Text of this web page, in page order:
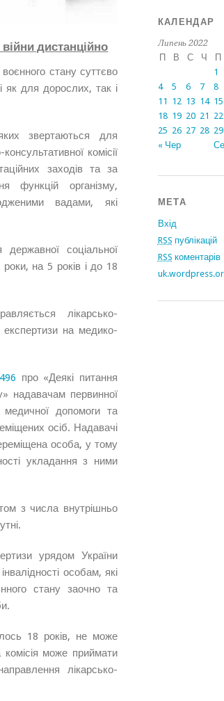
дистанційно
стану суттєво
як для дорослих, так і
звертаються для
комісії
заходів та за
функцій організму,
вадами, які
соціальної
на 5 років і до 18
лікарсько-
експертизи на медико-
про «Деякі питання
надавачам первинної
медичної допомоги та
осіб. Надавачі
особа, у тому
укладання з ними
з числа внутрішньо
урядом України
особам, які
стану заочно та
18 років, не може
комісія може приймати
лікарсько-
КАЛЕНДАР
Липень 2022
П
В С Ч П
« Чер
1
4
5 6 7 8
11 12 13 14 15
18 19 20 21 22
25 26 27 28 29
МЕТА
Вхід
RSS публікацій
RSS коментарів